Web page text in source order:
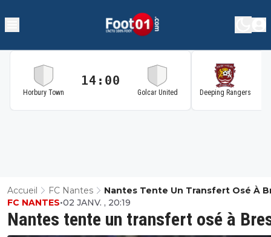
Horbury Town
14:00
Golcar United Deeping Rangers
Accueil FC Nantes Nantes Tente Un Transfert Osé À
Nantes tente un transfert osé à
FC NANTES•02 JANV. , 20:19